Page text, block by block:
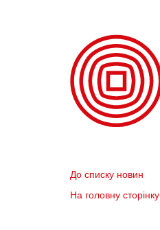
До списку новин
На головну сторінку